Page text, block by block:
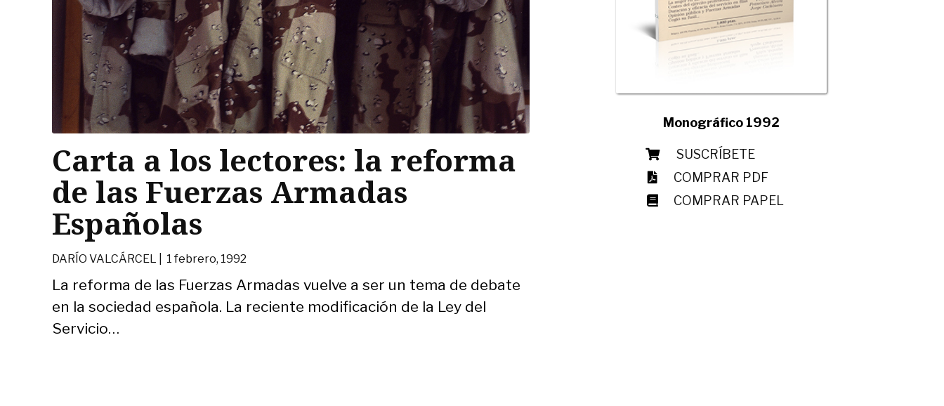
Carta a los lectores: la reforma
de las Fuerzas Armadas
Españolas
DARÍO VALCÁRCEL | 1 febrero, 1992
La reforma de las Fuerzas Armadas vuelve a ser un tema de debate
en la sociedad española. La reciente modificación de la Ley del
Servicio…
Monográfico 1992
SUSCRÍBETE
COMPRAR PDF
COMPRAR PAPEL